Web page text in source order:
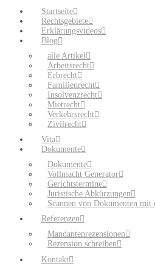
Startseite
Rechtsgebiete
Erklärungsvideos
Blog
alle Artikel
Arbeitsrecht
Erbrecht
Familienrecht
Insolvenzrecht
Mietrecht
Verkehrsrecht
Zivilrecht
Vita
Dokumente
Dokumente
Vollmacht Generator
Gerichtstermine
Juristische Abkürzungen
Scannen von Dokumenten mit
Referenzen
Mandantenrezensionen
Rezension schreiben
Kontakt